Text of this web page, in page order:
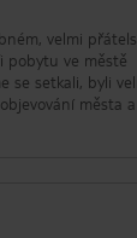
velmi
pobytu ve městě
se setkali, byli
města a